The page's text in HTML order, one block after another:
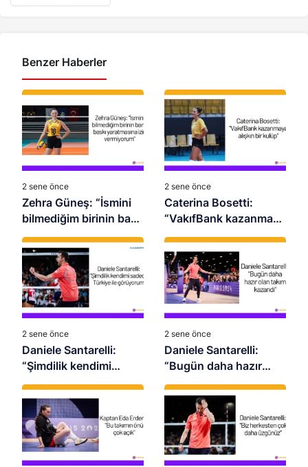
Benzer Haberler
2 sene önce
Zehra Güneş: “İsmini
bilmediğim birinin bana
baskı yaratmasına izin
vermiyorum”
2 sene önce
Caterina Bosetti:
“VakıfBank kazanmaya
alışkın bir kulüp”
2 sene önce
Daniele Santarelli:
“Şimdilik kendimi
sadece Türkiye ile
görüyorum”
2 sene önce
Daniele Santarelli:
“Bugün daha hazır
olan takım kazandı”